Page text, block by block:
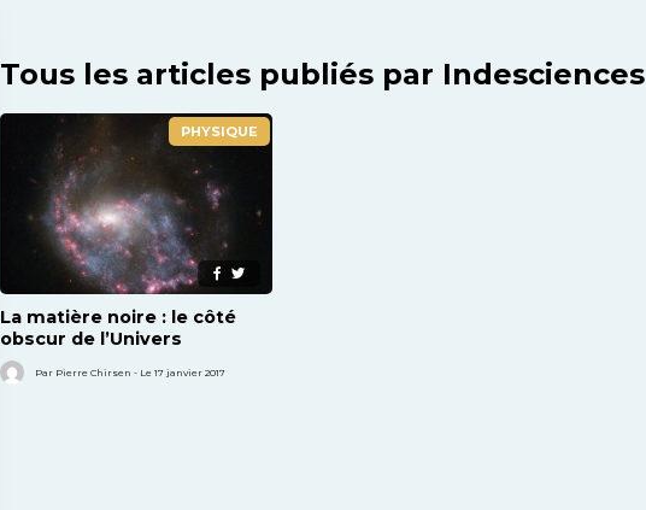
Tous les articles publiés par Indesciences
PHYSIQUE
La matière noire : le côté
obscur de l’Univers
Par Pierre Chirsen - Le 17 janvier 2017